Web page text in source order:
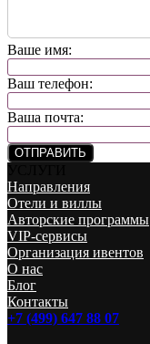
Ваше имя:
Ваш телефон:
Ваша почта:
ОТПРАВИТЬ
Направления
Отели и виллы
Авторские программы
VIP-сервисы
Организация ивентов
О нас
Блог
Контакты
+7 (499) 647 88 07